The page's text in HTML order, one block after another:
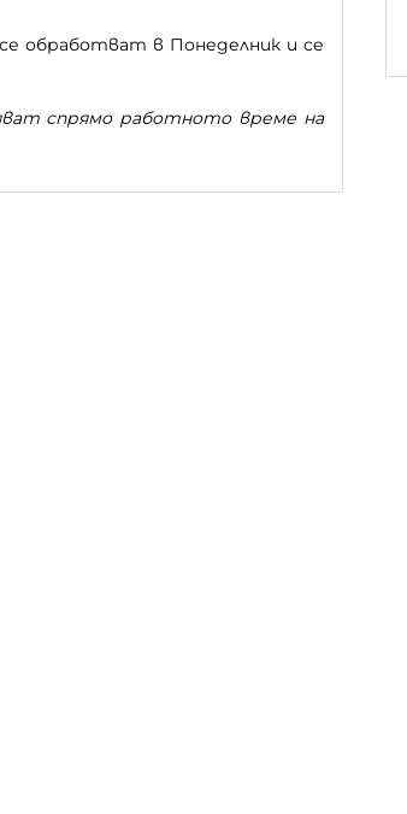
обработват в Понеделник и се
спрямо работното време на